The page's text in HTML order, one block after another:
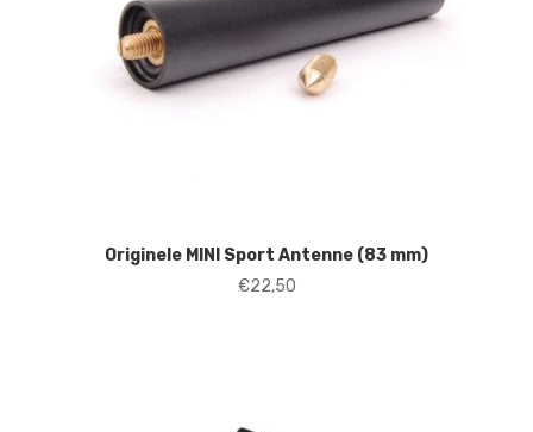
Originele MINI Sport Antenne (83 mm)
€22,50